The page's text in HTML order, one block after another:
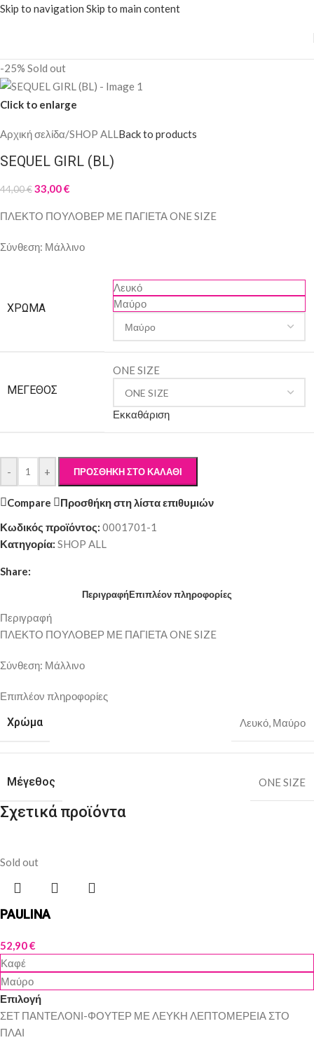
Skip to navigation Skip to main content
-25% Sold out
Click to enlarge
Αρχική σελίδα/SHOP ALLBack to products
SEQUEL GIRL (BL)
44,00€33,00€
ΠΛΕΚΤΟ ΠΟΥΛΟΒΕΡ ΜΕ ΠΑΓΙΕΤΑ ONE SIZE
Σύνθεση: Μάλλινο
ΧΡΏΜΑ
Λευκό
Μαύρο
ΜΈΓΕΘΟΣ
ONE SIZE
Εκκαθάριση
- + ΠΡΟΣΘΉΚΗ ΣΤΟ ΚΑΛΆΘΙ
Compare
Προσθήκη στη λίστα επιθυμιών
Κωδικός προϊόντος: 0001701-1
Κατηγορία: SHOP ALL
Share:
ΠεριγραφήΕπιπλέον πληροφορίες
Περιγραφή
ΠΛΕΚΤΟ ΠΟΥΛΟΒΕΡ ΜΕ ΠΑΓΙΕΤΑ ONE SIZE
Σύνθεση: Μάλλινο
Επιπλέον πληροφορίες
Χρώμα Λευκό, Μαύρο
Μέγεθος ONE SIZE
Σχετικά προϊόντα
Sold out
PAULINA
52,90€
Καφέ
Μαύρο
Επιλογή
ΣΕΤ ΠΑΝΤΕΛΟΝΙ-ΦΟΥΤΕΡ ΜΕ ΛΕΥΚΗ ΛΕΠΤΟΜΕΡΕΙΑ ΣΤΟ
ΠΛΑΙ